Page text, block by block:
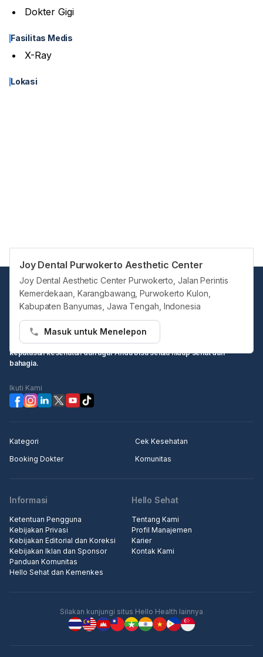
Dokter Gigi
Fasilitas Medis
X-Ray
Lokasi
Joy Dental Purwokerto Aesthetic Center
Joy Dental Aesthetic Center Purwokerto, Jalan Perintis
Kemerdekaan, Karangbawang, Purwokerto Kulon,
Kabupaten Banyumas, Jawa Tengah, Indonesia
Masuk untuk Menelepon
Hello Sehat ingin menjadi sumber informasi Anda dalam membuat
keputusan kesehatan dan agar Anda bisa selalu hidup sehat dan
bahagia.
Ikuti Kami
Kategori
Cek Kesehatan
Booking Dokter
Komunitas
Informasi
Ketentuan Pengguna
Kebijakan Privasi
Kebijakan Editorial dan Koreksi
Kebijakan Iklan dan Sponsor
Panduan Komunitas
Hello Sehat dan Kemenkes
Hello Sehat
Tentang Kami
Profil Manajemen
Karier
Kontak Kami
Silakan kunjungi situs Hello Health lainnya